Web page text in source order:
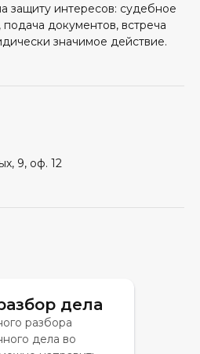
защиту интересов: судебное
документов, встреча
значимое действие.
9, оф. 12
дела
разбора
дела во